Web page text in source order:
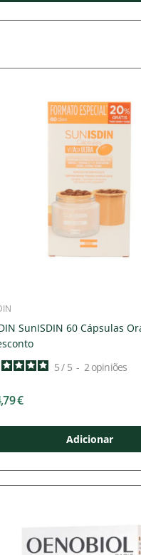
SunISDIN 60 Cápsulas
5/ 5 - 2opiniões
€
Adicionar